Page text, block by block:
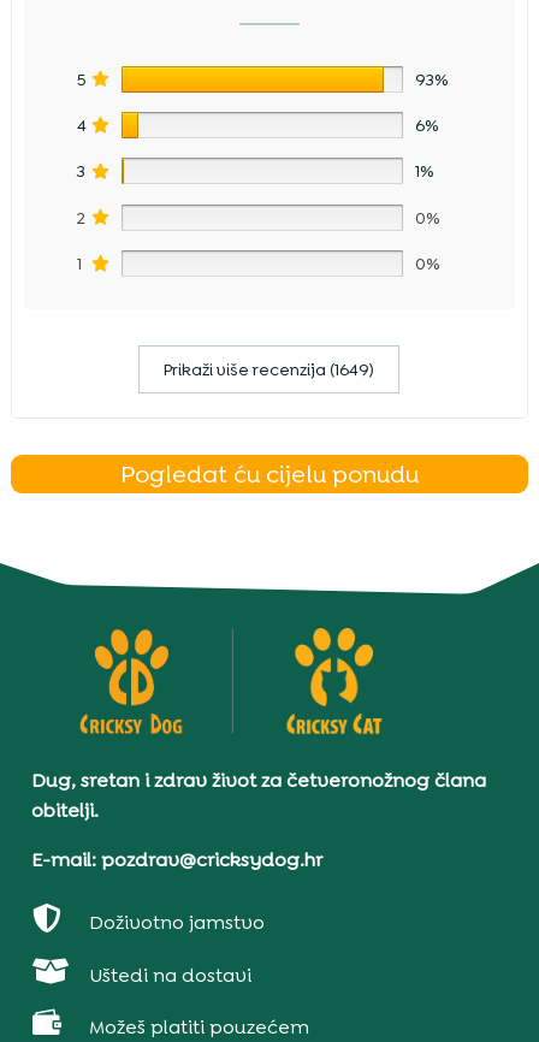
5 93%
4 6%
3 1%
2 0%
1 0%
Prikaži više recenzija (1649)
Pogledat ću cijelu ponudu
Dug, sretan i zdrav život za četveronožnog člana
obitelji.
E-mail: pozdrav@cricksydog.hr
 Doživotno jamstvo
 Uštedi na dostavi
 Možeš platiti pouzećem